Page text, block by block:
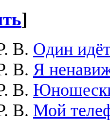
]
В. Один
В. Я
В.
В. Мой